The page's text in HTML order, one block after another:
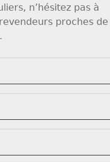
n’hésitez pas à
proches de